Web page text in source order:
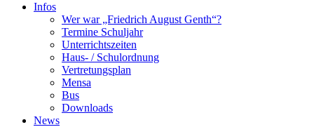
Infos
Wer war „Friedrich August Genth“?
Termine Schuljahr
Unterrichtszeiten
Haus- / Schulordnung
Vertretungsplan
Mensa
Bus
Downloads
News